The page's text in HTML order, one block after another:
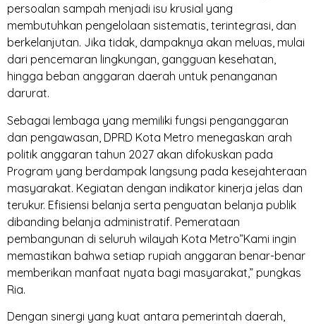
persoalan sampah menjadi isu krusial yang
membutuhkan pengelolaan sistematis, terintegrasi, dan
berkelanjutan. Jika tidak, dampaknya akan meluas, mulai
dari pencemaran lingkungan, gangguan kesehatan,
hingga beban anggaran daerah untuk penanganan
darurat.
Sebagai lembaga yang memiliki fungsi penganggaran
dan pengawasan, DPRD Kota Metro menegaskan arah
politik anggaran tahun 2027 akan difokuskan pada
Program yang berdampak langsung pada kesejahteraan
masyarakat. Kegiatan dengan indikator kinerja jelas dan
terukur. Efisiensi belanja serta penguatan belanja publik
dibanding belanja administratif. Pemerataan
pembangunan di seluruh wilayah Kota Metro”Kami ingin
memastikan bahwa setiap rupiah anggaran benar-benar
memberikan manfaat nyata bagi masyarakat,” pungkas
Ria.
Dengan sinergi yang kuat antara pemerintah daerah,